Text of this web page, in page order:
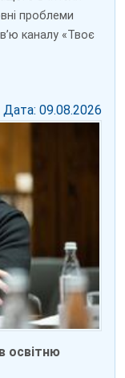
проблеми
каналу «Твоє
Дата: 09.08.2026
освітню